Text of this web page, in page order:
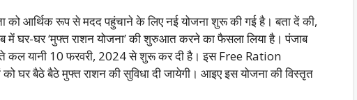
को आर्थिक रूप से मदद पहुंचाने के लिए नई योजना शुरू की गई है। बता दें की,
में घर-घर ‘मुफ्त राशन योजना’ की शुरुआत करने का फैसला लिया है। पंजाब
कल यानी 10 फरवरी, 2024 से शुरू कर दी है। इस Free Ration
घर बैठे बैठे मुफ्त राशन की सुविधा दी जायेगी। आइए इस योजना की विस्तृत